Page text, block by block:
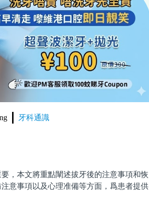
牙科通識
本文將重點闡述拔牙後的注意事項和恢
意事項以及心理准備等方面，爲患者提供